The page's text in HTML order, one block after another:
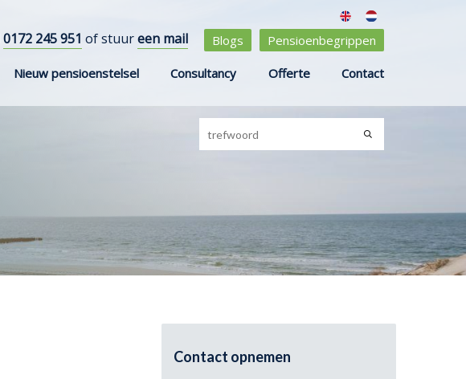
0172 245 951 of stuureen mail Blogs Pensioenbegrippen
Nieuw pensioenstelsel Consultancy Offerte Contact
Contact opnemen